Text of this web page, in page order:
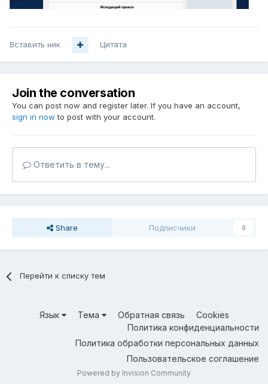
Вставить ник Цитата
Join the conversation
You can post now and register later. If you have an account,
sign in now to post with your account.
Ответить в тему...
Share Подписчики 0
Перейти к списку тем
Язык Тема Обратная связь
Cookies
Политика конфиденциальности
Политика обработки персональных данных
Пользовательское соглашение
Powered by Invision Community